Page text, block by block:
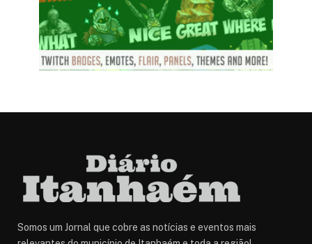
Somos um Jornal que cobre as notícias e eventos mais